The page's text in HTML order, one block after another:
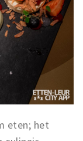
eten; het